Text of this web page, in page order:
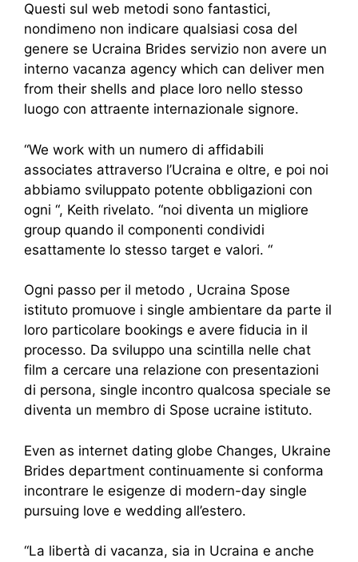
Questi sul web metodi sono fantastici,
nondimeno non indicare qualsiasi cosa del
genere se Ucraina Brides servizio non avere un
interno vacanza agency which can deliver men
from their shells and place loro nello stesso
luogo con attraente internazionale signore.
“We work with un numero di affidabili
associates attraverso l’Ucraina e oltre, e poi noi
abbiamo sviluppato potente obbligazioni con
ogni “, Keith rivelato. “noi diventa un migliore
group quando il componenti condividi
esattamente lo stesso target e valori. “
Ogni passo per il metodo , Ucraina Spose
istituto promuove i single ambientare da parte il
loro particolare bookings e avere fiducia in il
processo. Da sviluppo una scintilla nelle chat
film a cercare una relazione con presentazioni
di persona, single incontro qualcosa speciale se
diventa un membro di Spose ucraine istituto.
Even as internet dating globe Changes, Ukraine
Brides department continuamente si conforma
incontrare le esigenze di modern-day single
pursuing love e wedding all’estero.
“La libertà di vacanza, sia in Ucraina e anche